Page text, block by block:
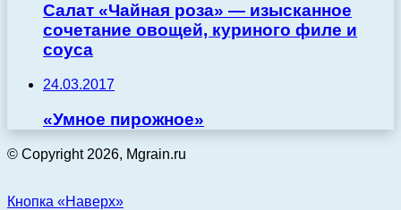
Салат «Чайная роза» — изысканное
сочетание овощей, куриного филе и
соуса
24.03.2017
«Умное пирожное»
© Copyright 2026, Mgrain.ru
Кнопка «Наверх»